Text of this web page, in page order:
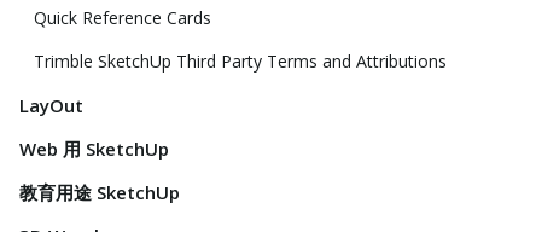
Quick Reference Cards
Trimble SketchUp Third Party Terms and Attributions
LayOut
Web 用 SketchUp
教育用途 SketchUp